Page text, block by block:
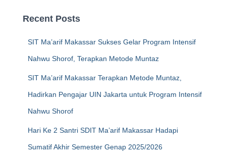
Recent Posts
SIT Ma’arif Makassar Sukses Gelar Program Intensif
Nahwu Shorof, Terapkan Metode Muntaz
SIT Ma’arif Makassar Terapkan Metode Muntaz,
Hadirkan Pengajar UIN Jakarta untuk Program Intensif
Nahwu Shorof
Hari Ke 2 Santri SDIT Ma’arif Makassar Hadapi
Sumatif Akhir Semester Genap 2025/2026